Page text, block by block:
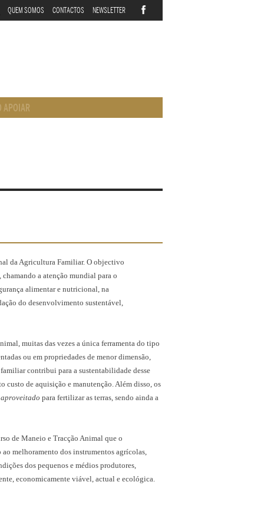
QUEM SOMOS CONTACTOS NEWSLETTER
APOIAR
da Agricultura Familiar. O objectivo
a atenção mundial para o
alimentar e nutricional, na
do desenvolvimento sustentável,
muitas das vezes a única ferramenta do tipo
ou em propriedades de menor dimensão,
contribui para a sustentabilidade desse
custo de aquisição e manutenção. Além disso, os
aproveitado para fertilizar as terras, sendo ainda a
de Maneio e Tracção Animal que o
melhoramento dos instrumentos agrícolas,
dos pequenos e médios produtores,
economicamente viável, actual e ecológica.